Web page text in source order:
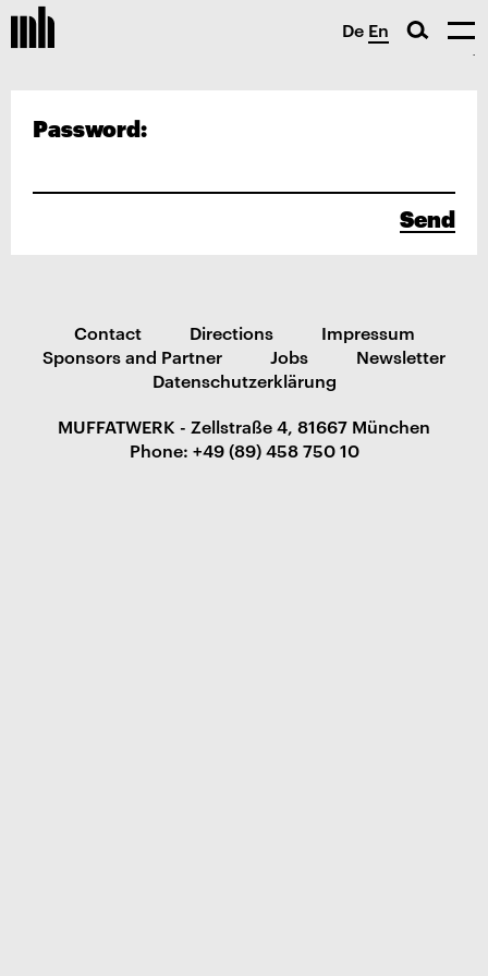
De En
Password:
Send
Contact Directions
Impressum
Sponsors and Partner
Jobs
Newsletter
Datenschutzerklärung
MUFFATWERK - Zellstraße 4, 81667 München
Phone: +49 (89) 458 750 10